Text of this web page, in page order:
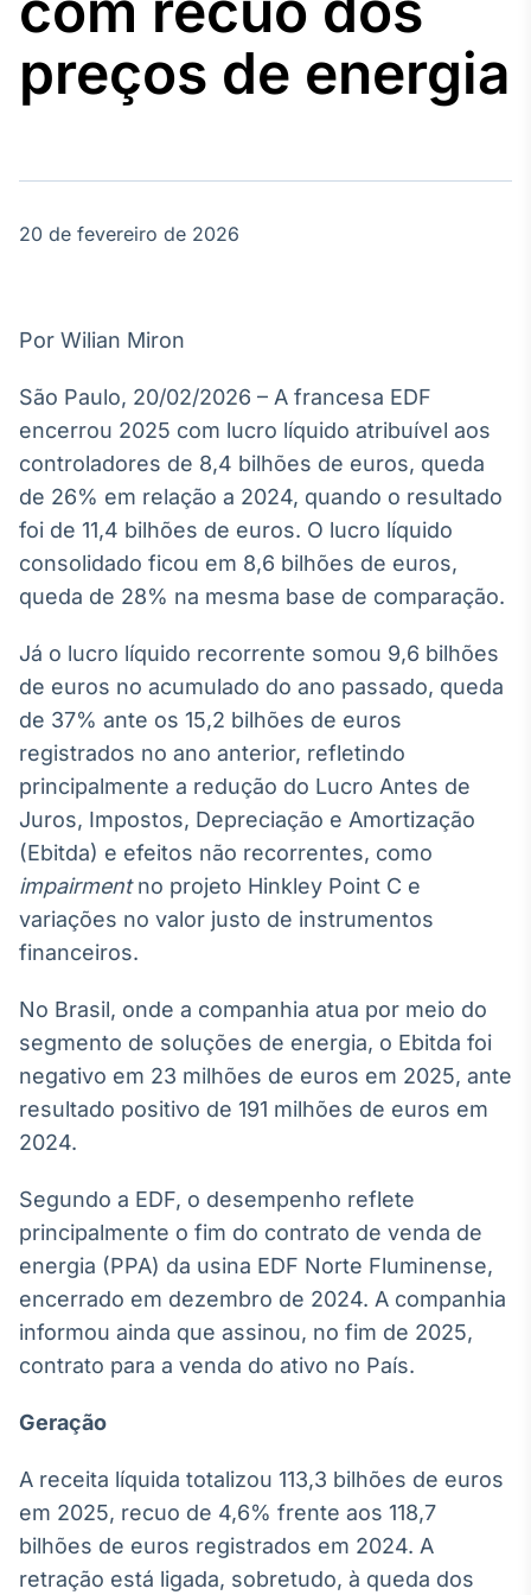
Agro
Tudo sobre o
agronegócio
Broadcast
Energia
energia elétrica
no Brasil
Broadcast
White Label
Plataforma para
Soluções de Dados
e Conteúdos
Broadcast
OTC
Plataforma para
ativos
Broadcast
Datafeed
conteúdos e
dados
Broadcast
Ticker
Broadcast
para conteúdos e
funcionalidades
Conteúdos e
dados para
displays e telas
preços de energia
20 de fevereiro de 2026
Por Wilian Miron
São Paulo, 20/02/2026 – A francesa EDF
encerrou 2025 com lucro líquido atribuível aos
controladores de 8,4 bilhões de euros, queda
de 26% em relação a 2024, quando o resultado
foi de 11,4 bilhões de euros. O lucro líquido
consolidado ficou em 8,6 bilhões de euros,
queda de 28% na mesma base de comparação.
Já o lucro líquido recorrente somou 9,6 bilhões
de euros no acumulado do ano passado, queda
de 37% ante os 15,2 bilhões de euros
registrados no ano anterior, refletindo
principalmente a redução do Lucro Antes de
Juros, Impostos, Depreciação e Amortização
(Ebitda) e efeitos não recorrentes, como
impairmentno projeto Hinkley Point C e
variações no valor justo de instrumentos
financeiros.
No Brasil, onde a companhia atua por meio do
segmento de soluções de energia, o Ebitda foi
negativo em 23 milhões de euros em 2025, ante
resultado positivo de 191 milhões de euros em
2024.
Segundo a EDF, o desempenho reflete
principalmente o fim do contrato de venda de
energia (PPA) da usina EDF Norte Fluminense,
encerrado em dezembro de 2024. A companhia
informou ainda que assinou, no fim de 2025,
contrato para a venda do ativo no País.
Geração
A receita líquida totalizou 113,3 bilhões de euros
em 2025, recuo de 4,6% frente aos 118,7
bilhões de euros registrados em 2024. A
retração está ligada, sobretudo, à queda dos